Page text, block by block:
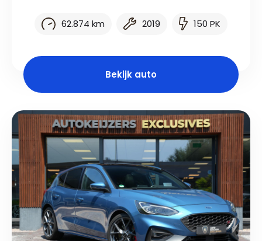
62.874 km 2019 150 PK
Bekijk auto